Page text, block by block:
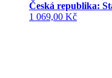
Česká republika:
1 069,00 Kč